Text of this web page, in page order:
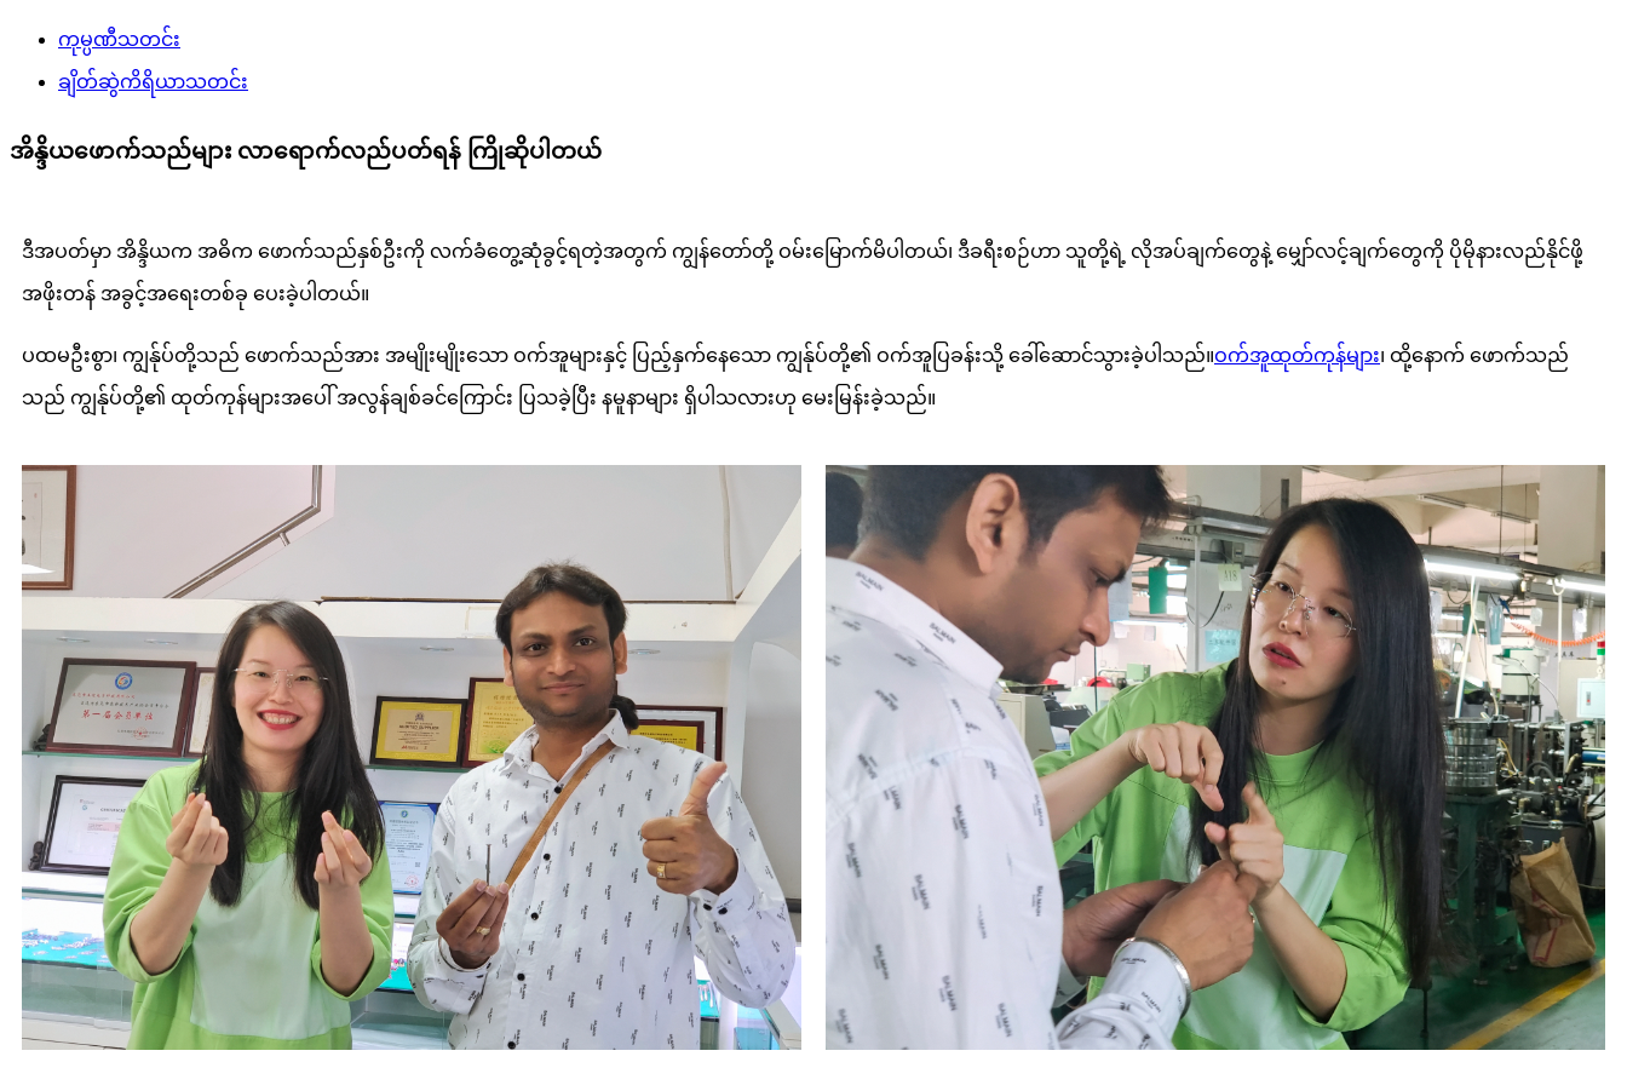
ကုမ္ပဏီသတင်း
ချိတ်ဆွဲကိရိယာသတင်း
အိန္ဒိယဖောက်သည်များ လာရောက်လည်ပတ်ရန် ကြိုဆိုပါတယ်
ဒီအပတ်မှာ အိန္ဒိယက အဓိက ဖောက်သည်နှစ်ဦးကို လက်ခံတွေ့ဆုံခွင့်ရတဲ့အတွက် ကျွန်တော်တို့ ဝမ်းမြောက်မိပါတယ်၊ ဒီခရီးစဉ်ဟာ သူတို့ရဲ့ လိုအပ်ချက်တွေနဲ့ မျှော်လင့်ချက်တွေကို ပိုမိုနားလည်နိုင်ဖို့
အဖိုးတန် အခွင့်အရေးတစ်ခု ပေးခဲ့ပါတယ်။
ပထမဦးစွာ၊ ကျွန်ုပ်တို့သည် ဖောက်သည်အား အမျိုးမျိုးသော ဝက်အူများနှင့် ပြည့်နှက်နေသော ကျွန်ုပ်တို့၏ ဝက်အူပြခန်းသို့ ခေါ်ဆောင်သွားခဲ့ပါသည်။ဝက်အူထုတ်ကုန်များ၊ ထို့နောက် ဖောက်သည်
သည် ကျွန်ုပ်တို့၏ ထုတ်ကုန်များအပေါ် အလွန်ချစ်ခင်ကြောင်း ပြသခဲ့ပြီး နမူနာများ ရှိပါသလားဟု မေးမြန်းခဲ့သည်။